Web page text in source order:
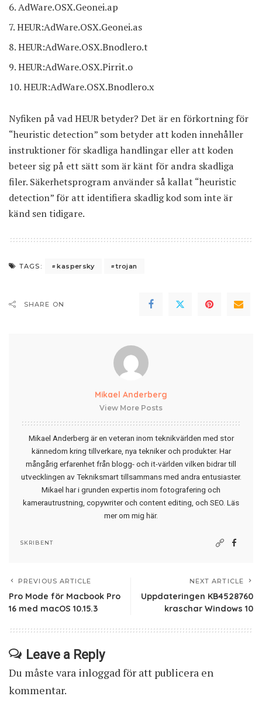
AdWare.OSX.Geonei.ap
HEUR:AdWare.OSX.Geonei.as
HEUR:AdWare.OSX.Bnodlero.t
HEUR:AdWare.OSX.Pirrit.o
HEUR:AdWare.OSX.Bnodlero.x
Nyfiken på vad HEUR betyder? Det är en förkortning för
“heuristic detection” som betyder att koden innehåller
instruktioner för skadliga handlingar eller att koden
beteer sig på ett sätt som är känt för andra skadliga
filer. Säkerhetsprogram använder så kallat “heuristic
detection” för att identifiera skadlig kod som inte är
känd sen tidigare.
TAGS: kaspersky trojan
SHARE ON
Mikael Anderberg
View More Posts
Mikael Anderberg är en veteran inom teknikvärlden med stor
kännedom kring tillverkare, nya tekniker och produkter. Har
mångårig erfarenhet från blogg- och it-världen vilken bidrar till
utvecklingen av Tekniksmart tillsammans med andra entusiaster.
Mikael har i grunden expertis inom fotografering och
kamerautrustning, copywriter och content editing, och SEO. Läs
mer om mig här.
SKRIBENT
PREVIOUS ARTICLE
Pro Mode för Macbook Pro
16 med macOS 10.15.3
NEXT ARTICLE
Uppdateringen KB4528760
kraschar Windows 10
Leave a Reply
Du måste vara inloggadför att publicera en
kommentar.